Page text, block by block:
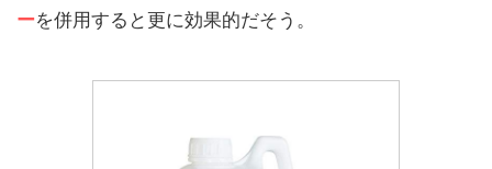
ーを併用すると更に効果的だそう。